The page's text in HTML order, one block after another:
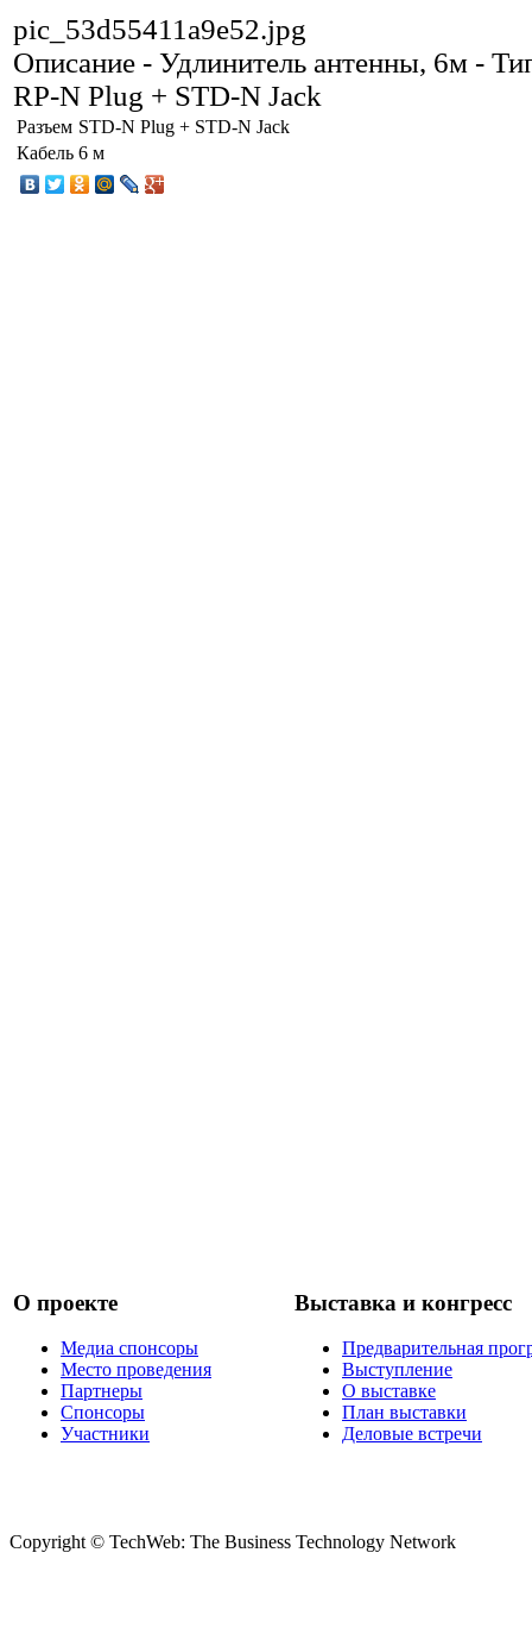
pic_53d55411a9e52.jpg
Описание - Удлинитель антенны, 6м -
RP-N Plug + STD-N Jack
Разъем STD-N Plug + STD-N Jack
Кабель 6 м
О проекте
Медиа спонсоры
Место проведения
Партнеры
Спонсоры
Участники
Выставка и конгресс
Предварительная
Выступление
О выставке
План выставки
Деловые встречи
Copyright © TechWeb: The Business Technology Network